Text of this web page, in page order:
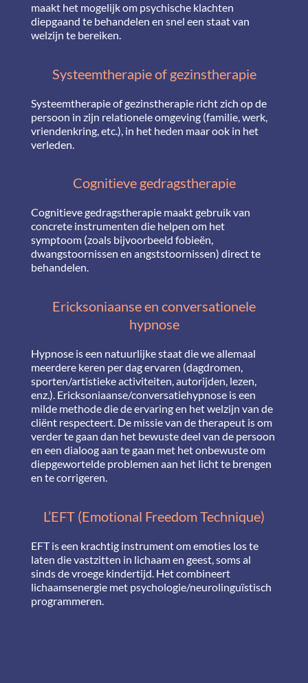
maakt het mogelijk om psychische klachten
diepgaand te behandelen en snel een staat van
welzijn te bereiken.
Systeemtherapie of gezinstherapie
Systeemtherapie of gezinstherapie richt zich op de
persoon in zijn relationele omgeving (familie, werk,
vriendenkring, etc.), in het heden maar ook in het
verleden.
Cognitieve gedragstherapie
Cognitieve gedragstherapie maakt gebruik van
concrete instrumenten die helpen om het
symptoom (zoals bijvoorbeeld fobieën,
dwangstoornissen en angststoornissen) direct te
behandelen.
Ericksoniaanse en conversationele
hypnose
Hypnose is een natuurlijke staat die we allemaal
meerdere keren per dag ervaren (dagdromen,
sporten/artistieke activiteiten, autorijden, lezen,
enz.). Ericksoniaanse/conversatiehypnose is een
milde methode die de ervaring en het welzijn van de
cliënt respecteert. De missie van de therapeut is om
verder te gaan dan het bewuste deel van de persoon
en een dialoog aan te gaan met het onbewuste om
diepgewortelde problemen aan het licht te brengen
en te corrigeren.
L’EFT (Emotional Freedom Technique)
EFT is een krachtig instrument om emoties los te
laten die vastzitten in lichaam en geest, soms al
sinds de vroege kindertijd. Het combineert
lichaamsenergie met psychologie/neurolinguïstisch
programmeren.